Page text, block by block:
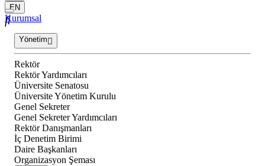
EN
Kurumsal
Yönetim
Rektör
Rektör Yardımcıları
Üniversite Senatosu
Üniversite Yönetim Kurulu
Genel Sekreter
Genel Sekreter Yardımcıları
Rektör Danışmanları
İç Denetim Birimi
Daire Başkanları
Organizasyon Şeması